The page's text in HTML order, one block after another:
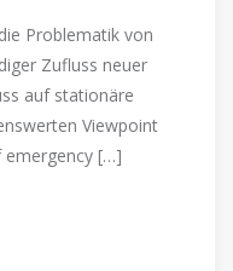
Problematik von
Zufluss neuer
auf stationäre
Viewpoint
emergency […]